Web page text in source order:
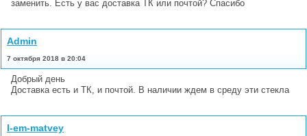
заменить. Есть у вас доставка ТК или почтой? Спасибо
Admin
7 октября 2018 в 20:04
Добрый день
Доставка есть и ТК, и почтой. В наличии ждем в среду эти стекла
I-em-matvey